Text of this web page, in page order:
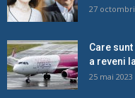
27
Care
a reveni
25 mai 2023